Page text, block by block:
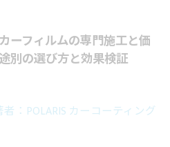
ーフィルムの専門施工と価
別の選び方と効果検証
者：POLARIS カーコーティング